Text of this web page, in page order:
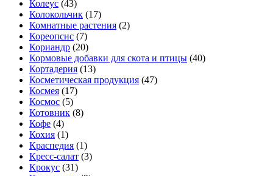
Колеус (43)
Колокольчик (17)
Комнатные растения (2)
Кореопсис (7)
Кориандр (20)
Кормовые добавки для скота и птицы (40)
Кортадерия (13)
Косметическая продукция (47)
Космея (17)
Космос (5)
Котовник (8)
Кофе (4)
Кохия (1)
Краспедия (1)
Кресс-салат (3)
Крокус (31)